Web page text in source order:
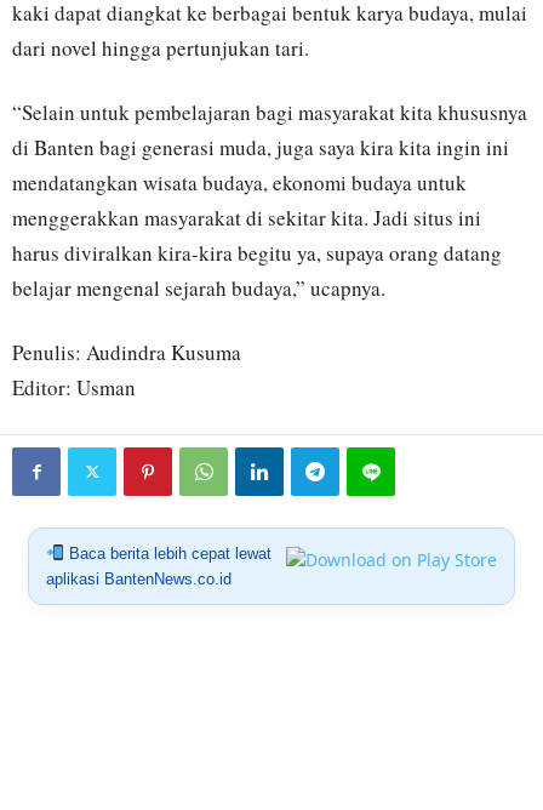
kaki dapat diangkat ke berbagai bentuk karya budaya, mulai
dari novel hingga pertunjukan tari.
“Selain untuk pembelajaran bagi masyarakat kita khususnya
di Banten bagi generasi muda, juga saya kira kita ingin ini
mendatangkan wisata budaya, ekonomi budaya untuk
menggerakkan masyarakat di sekitar kita. Jadi situs ini
harus diviralkan kira-kira begitu ya, supaya orang datang
belajar mengenal sejarah budaya,” ucapnya.
Penulis: Audindra Kusuma
Editor: Usman
Baca berita lebih cepat lewat
aplikasi BantenNews.co.id